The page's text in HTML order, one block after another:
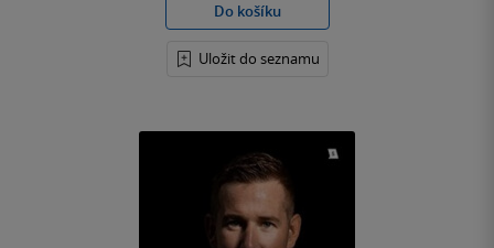
Do košíku
Uložit do seznamu